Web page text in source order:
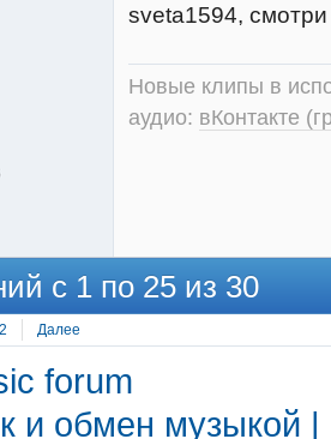
sveta1594,
Новые клипы в
аудио: вКонтакте
с 1 по 25 из 30
2 Далее
forum
и обмен музыкой